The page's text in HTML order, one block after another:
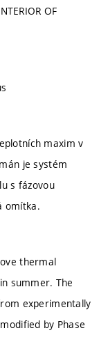
OF
maxim v
je systém
s fázovou
omítka.
thermal
summer. The
experimentally
by Phase